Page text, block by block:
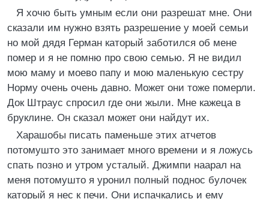
Я хочю быть умным если они разрешат мне. Они
сказали им нужно взять разрешение у моей семьи
но мой дядя Герман каторый заботился об мене
помер и я не помню про свою семью. Я не видил
мою маму и моево папу и мою маленькую сестру
Норму очень очень давно. Может они тоже померли.
Док Штраус спросил где они жыли. Мне кажеца в
бруклине. Он сказал может они найдут их.
Харашобы писать паменьше этих атчетов
потомушто это занимает много времени и я ложусь
спать позно и утром усталый. Джимпи наарал на
меня потомушто я уронил полный поднос булочек
каторый я нес к печи. Они испачкались и ему